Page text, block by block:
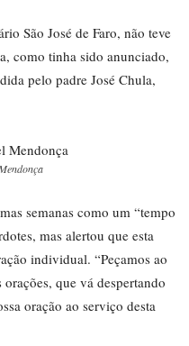
São José de Faro, não teve
como tinha sido anunciado,
pelo padre José Chula,
semanas como um “tempo
mas alertou que esta
individual. “Peçamos ao
que vá despertando
oração ao serviço desta